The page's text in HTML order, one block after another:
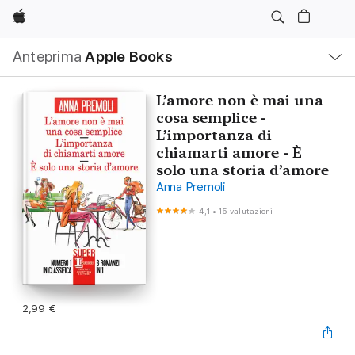
Apple
Anteprima Apple Books
locale
Apri
Menu
L’amore non è mai una
cosa semplice -
L’importanza di
chiamarti amore - È
solo una storia d’amore
Anna Premoli
4,1 •15 valutazioni
2,99 €